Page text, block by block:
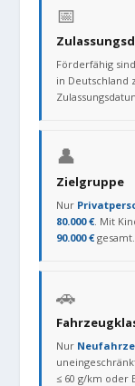
📅
Förderfähig
in Deutschland
👤
Zielgruppe
Nur
80.000 €. Mit
90.000 €gesamt.
🚗
Nur
≤ 60 g/km oder